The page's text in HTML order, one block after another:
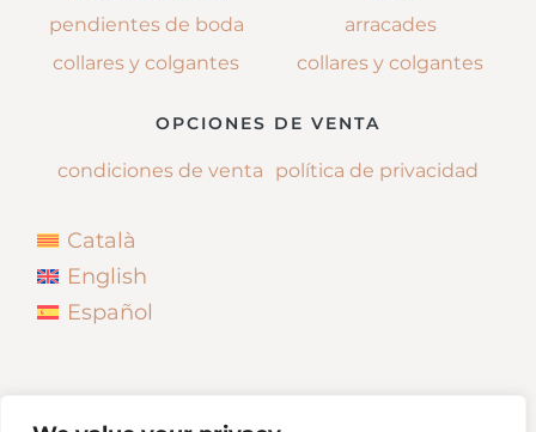
pendientes de boda
collares y colgantes
arracades
collares y colgantes
OPCIONES DE VENTA
condiciones de venta política de privacidad
Català
English
Español